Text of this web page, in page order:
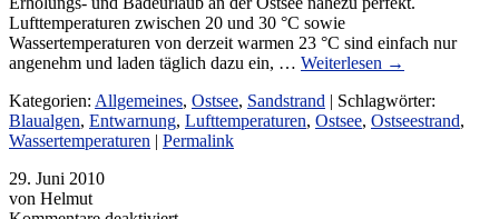
Lufttemperaturen zwischen 20 und 30 °C sowie
Wassertemperaturen von derzeit warmen 23 °C sind einfach nur
angenehm und laden täglich dazu ein, … Weiterlesen →
Kategorien: Allgemeines, Ostsee, Sandstrand | Schlagwörter:
Blaualgen, Entwarnung, Lufttemperaturen, Ostsee, Ostseestrand,
Wassertemperaturen | Permalink
29. Juni 2010
von Helmut